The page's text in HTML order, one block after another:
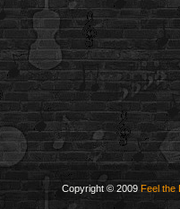
Copyright © 2009 Feel the